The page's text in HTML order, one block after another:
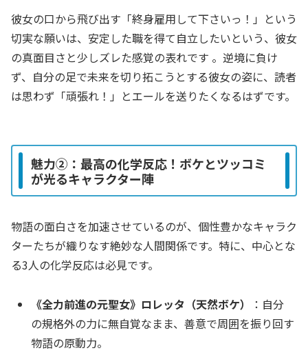
彼女の口から飛び出す「終身雇用して下さいっ！」という
切実な願いは、安定した職を得て自立したいという、彼女
の真面目さと少しズレた感覚の表れです 。逆境に負け
ず、自分の足で未来を切り拓こうとする彼女の姿に、読者
は思わず「頑張れ！」とエールを送りたくなるはずです。
魅力②：最高の化学反応！ボケとツッコミ
が光るキャラクター陣
物語の面白さを加速させているのが、個性豊かなキャラク
ターたちが織りなす絶妙な人間関係です。特に、中心とな
る3人の化学反応は必見です。
《全力前進の元聖女》ロレッタ（天然ボケ）
：自分
の規格外の力に無自覚なまま、善意で周囲を振り回す
物語の原動力。